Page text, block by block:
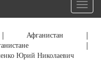
Афганистан |
|
Юрий Николаевич